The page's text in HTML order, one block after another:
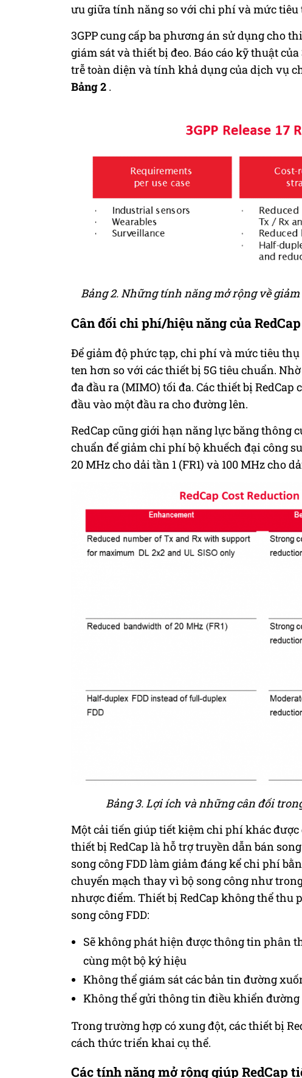
ưu giữa tính năng so với chi phí và mức tiêu
3GPPcung cấpba phương án sử dụng cho
giám sát và thiết bị đeo. Báo cáo kỹ thuật
trễ toàndiệnvà tính khả dụng của dịch vụ
Bảng 2 .
Bảng 2. Những tính năng mở rộng về
Cân đối chi phí/hiệu năng của RedCap
Để giảm độ phức tạp, chi phí và mức tiêu
ten hơn so với các thiết bị 5G tiêu chuẩn.
đa đầu ra (MIMO) tối đa. Các thiết bị
đầu vào một đầu ra cho đường lên.
RedCap cũng giới hạn năng lực băng thông
chuẩn để giảm chi phí bộ khuếch đại công
20 MHz cho dải tần 1 (FR1) và 100 MHz cho
Bảng 3. Lợi ích và những cân đối
Một cải tiến giúp tiết kiệm chi phí khác
thiết bị RedCap là hỗ trợ truyền dẫn bán
song công FDD làm giảm đáng kể chi phí
chuyển mạch thay vì bộ song công như
nhược điểm. Thiết bị RedCap không thể thu
song công FDD:
Sẽ không phát hiện được thông tin phân
cùng một bộ ký hiệu
Không thể giám sát các bản tin đường
Không thể gửi thông tin điều khiển
Trong trường hợp có xung đột, các thiết bị
cách thức triển khai cụ thể.
Các tính năng mở rộng giúp RedCap